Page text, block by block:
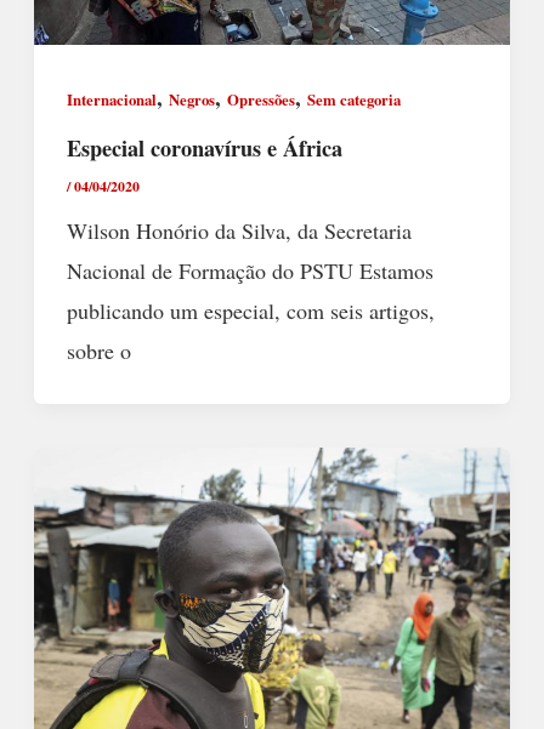
Internacional, Negros, Opressões, Sem categoria
Especial coronavírus e África
/04/04/2020
Wilson Honório da Silva, da Secretaria
Nacional de Formação do PSTU Estamos
publicando um especial, com seis artigos,
sobre o